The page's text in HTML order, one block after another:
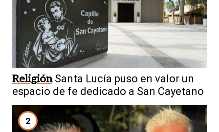
Religión Santa Lucía puso en valor un
espacio de fe dedicado a San Cayetano
2